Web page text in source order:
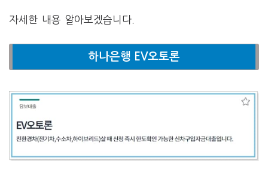
자세한 내용 알아보겠습니다.
하나은행 EV오토론